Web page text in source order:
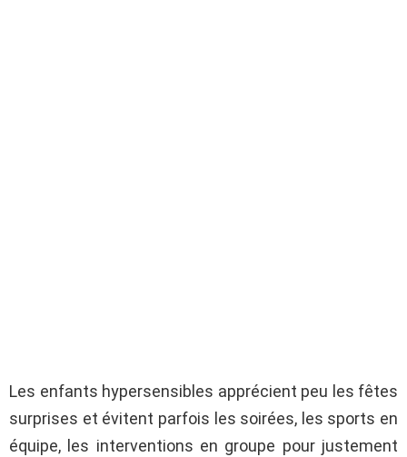
Les enfants hypersensibles apprécient peu les fêtes
surprises et évitent parfois les soirées, les sports en
équipe, les interventions en groupe pour justement